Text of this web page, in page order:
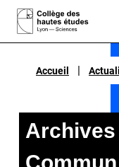
Accueil |
Accueil |